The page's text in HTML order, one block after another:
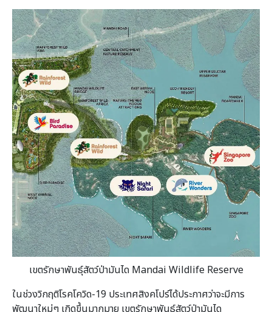
เขตรักษาพันธุ์สัตว์ป่ามันได Mandai Wildlife Reserve
ในช่วงวิกฤติโรคโควิด-19 ประเทศสิงคโปร์ได้ประกาศว่าจะมีการ
พัฒนาใหม่ๆ เกิดขึ้นมากมาย เขตรักษาพันธุ์สัตว์ป่ามันได